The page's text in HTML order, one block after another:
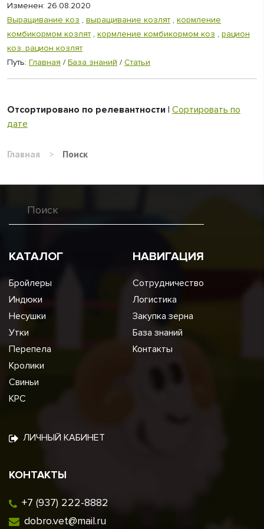
Изменен: 26.08.2020
Выращивание коз , выращивание козлят , кормление
комбикормом козлят , кормление комбикормом коз , рацион
коз. рацион козлят
Путь: Главная / База знаний / Статьи
Отсортировано по релевантности | Сортировать по
дате
Главная > Поиск
КАТАЛОГ
Бройлеры
Индюки
Несушки
Утки
Перепела
Кролики
Свиньи
КРС
НАВИГАЦИЯ
Сотрудничество
Логистика
Закупка зерна
База знаний
Контакты
ЛИЧНЫЙ КАБИНЕТ
КОНТАКТЫ
+7 (937) 222-8882
dobro.vet@mail.ru